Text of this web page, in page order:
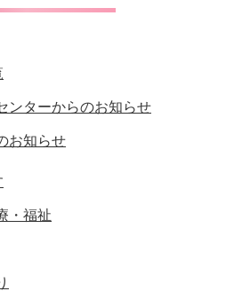
ンターからのお知らせ
お知らせ
・福祉